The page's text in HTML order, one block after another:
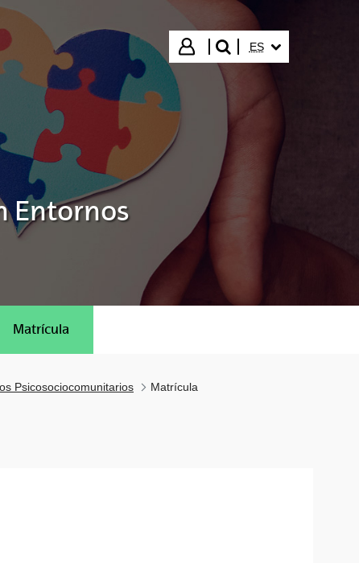
Iniciar sesión
buscar"
ES
Entornos
Matrícula
Psicosociocomunitarios Matrícula